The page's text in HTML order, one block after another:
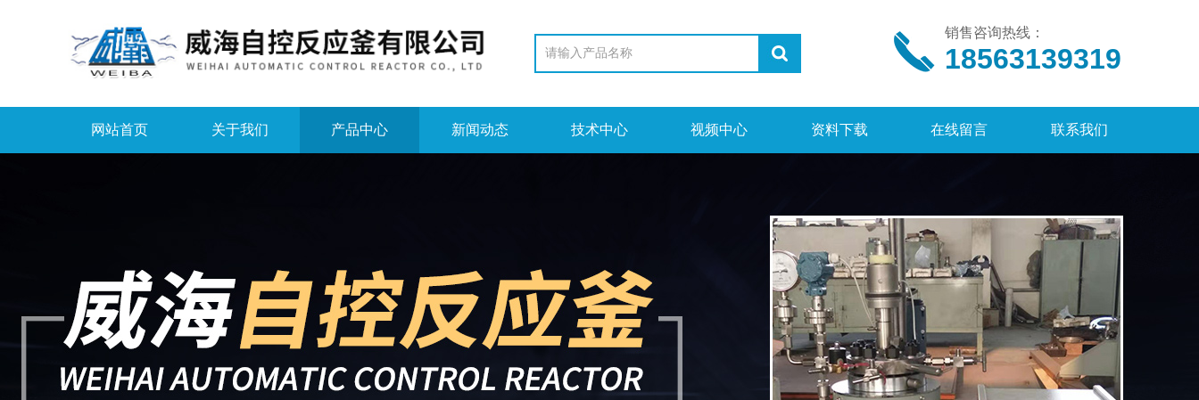
销售咨询热线：
18563139319
网站首页 关于我们 产品中心 新闻动态 技术中心 视频中心 资料下载 在线留言 联系我们